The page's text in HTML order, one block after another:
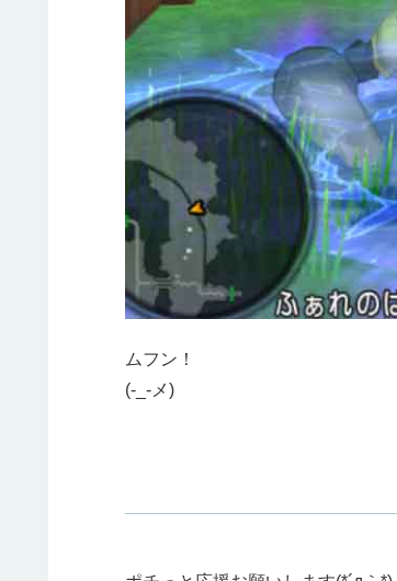
ムフン！
(-_-メ)